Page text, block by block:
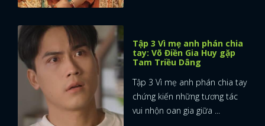
Tập 3 Vì mẹ anh phán chia
tay: Võ Điền Gia Huy gặp
Tam Triều Dâng
Tập 3 Vì mẹ anh phán chia tay
chứng kiến những tương tác
vui nhộn oan gia giữa ...